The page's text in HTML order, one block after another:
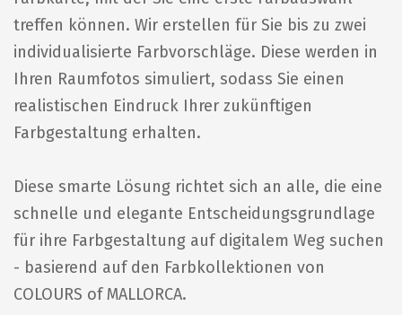
treffen können. Wir erstellen für Sie bis zu zwei
individualisierte Farbvorschläge. Diese werden in
Ihren Raumfotos simuliert, sodass Sie einen
realistischen Eindruck Ihrer zukünftigen
Farbgestaltung erhalten.
Diese smarte Lösung richtet sich an alle, die eine
schnelle und elegante Entscheidungsgrundlage
für ihre Farbgestaltung auf digitalem Weg suchen
- basierend auf den Farbkollektionen von
COLOURS of MALLORCA.